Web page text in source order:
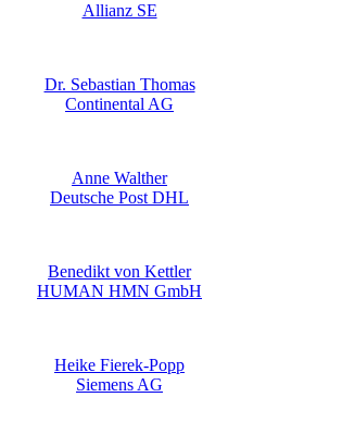
Allianz SE
Dr. Sebastian Thomas
Continental AG
Anne Walther
Deutsche Post DHL
Benedikt von Kettler
HUMAN HMN GmbH
Heike Fierek-Popp
Siemens AG